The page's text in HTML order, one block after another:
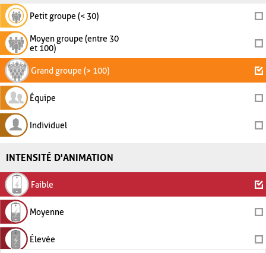
Petit groupe (< 30)
Moyen groupe (entre 30
et 100)
Grand groupe (> 100)
Équipe
Individuel
INTENSITÉ D'ANIMATION
Faible
Moyenne
Élevée